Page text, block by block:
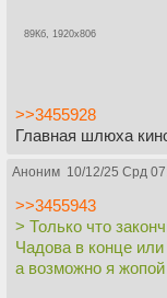
89Кб, 1920x806
>>3455928
Главная шлюха
Аноним 10/12/25 Срд
>>3455943
> Только что
Чадова в конце
а возможно я